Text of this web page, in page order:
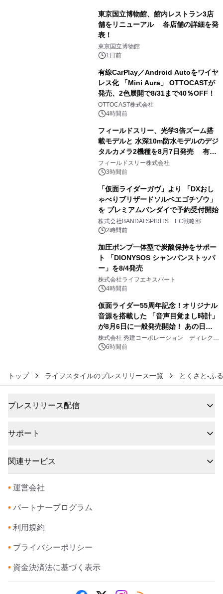
東京国立博物館、館内レストラン3店
舗をリニューアル 各店舗の詳細を発
表！
東京国立博物館
1日前
有線CarPlay／Android Autoをワイヤ
レス化 「Mini Aura」 OTTOCASTが
発売、2色展開で8/31まで40％OFF！
OTTOCAST株式会社
4時間前
フィールドスリー、光学3倍ズーム搭
載モデルと 水深10m防水モデルのデジ
タルカメラ2機種を8月7日発売 有効
約1300万画素、用途別に選べるコンデ
ジ新登場
フィールドスリー株式会社
3時間前
「仮面ライダーガヴ」より 「DXおし
ゃべりブリザードソルベエゴチゾウ」
を プレミアムバンダイで予約受付開始
株式会社BANDAI SPIRITS EC戦略部
2時間前
加圧ポンプ一体型で炭酸保持をサポー
ト 「DIONYSOS シャンパンストッパ
ー」を8/4発売
株式会社ライフエキスパート
4時間前
仮面ライダー55周年記念！オリジナル
音源を搭載した 「音声目覚まし時計」
が8月6日に一般発売開始！ あの日の
大興奮が今甦る
株式会社 秀建コーポレーション ディレクト
アートギャラリー
6時間前
トップ ライフスタイルのプレスリリース一覧 とくさと-ふ
プレスリリース配信
サポート
関連サービス
• 運営会社
• パートナープログラム
• 利用規約
• プライバシーポリシー
• 資金決済法に基づく表示